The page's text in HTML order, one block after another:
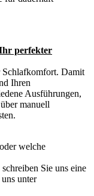
perfekter
Damit
Ihren
Ausführungen,
manuell
welche
Sie uns eine
unter